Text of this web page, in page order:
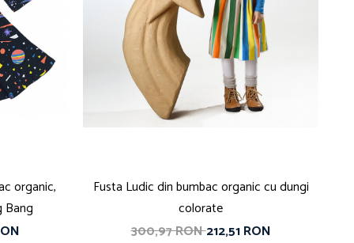
organic,
Bang
Fusta Ludic din bumbac organic cu dungi
colorate
300,97 RON212,51 RON